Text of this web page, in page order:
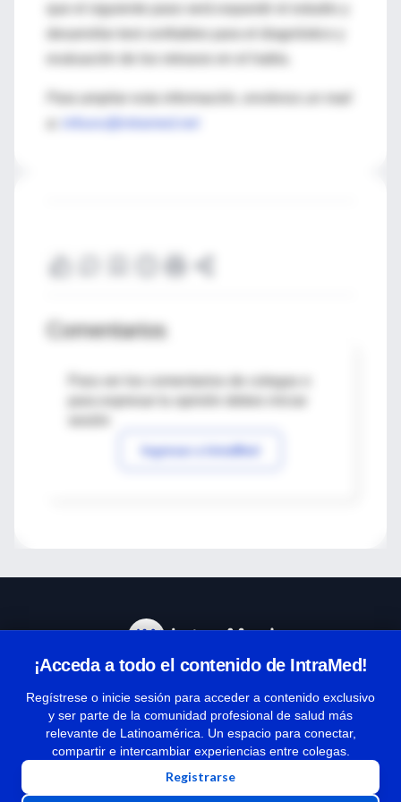
que el siguiente paso será expandir el estudio y
desarrollar test confiables para el diagnóstico y
Comentarios
Para ver los comentarios de colegas o
Ingresar a IntraMed
¡Acceda a todo el contenido de IntraMed!
Regístrese o inicie sesión para acceder a contenido exclusivo
y ser parte de la comunidad profesional de salud más
relevante de Latinoamérica. Un espacio para conectar,
compartir e intercambiar experiencias entre colegas.
Registrarse
Términos y condiciones
| Políticas de privacidad
| Todos los derechos reservados | Copyright 1997-2026